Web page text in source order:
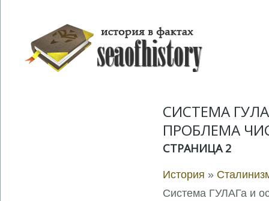
СИСТЕМА
ПРОБЛЕМА
СТРАНИЦА 2
История »
Система ГУЛАГа и